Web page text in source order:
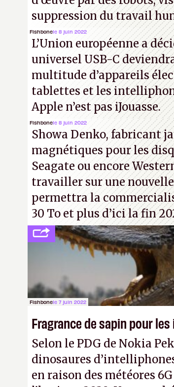
suppression du travail
Fishbonele 8 juin 2022
L’Union européenne a
universel USB-C
multitude d’appareils
tablettes et les
Apple n’est pas iJouasse.
Fishbonele 8 juin 2022
Showa Denko, fabricant
magnétiques pour les
Seagate ou encore
travailler sur une
permettra la
30 To et plus d’ici la fin
Fishbonele 7 juin 2022
Fragrance de sapin pour
Selon le PDG de Nokia
dinosaures
en raison des météores